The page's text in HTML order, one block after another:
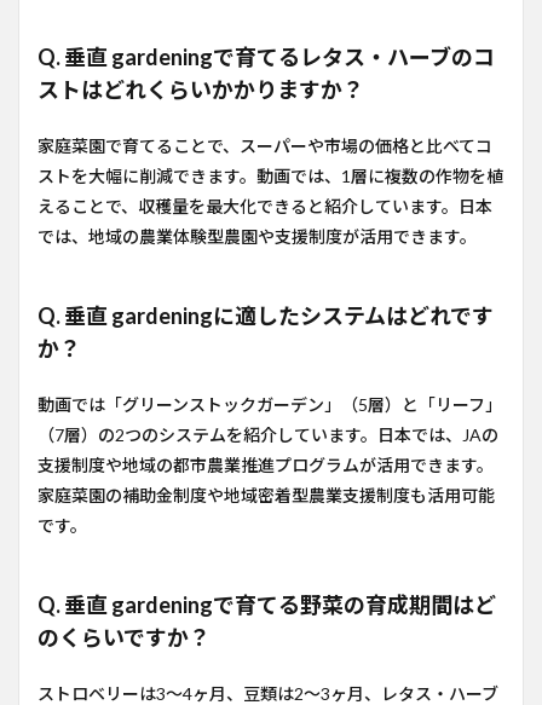
Q. 垂直 gardeningで育てるレタス・ハーブのコ
ストはどれくらいかかりますか？
家庭菜園で育てることで、スーパーや市場の価格と比べてコ
ストを大幅に削減できます。動画では、1層に複数の作物を植
えることで、収穫量を最大化できると紹介しています。日本
では、地域の農業体験型農園や支援制度が活用できます。
Q. 垂直 gardeningに適したシステムはどれです
か？
動画では「グリーンストックガーデン」（5層）と「リーフ」
（7層）の2つのシステムを紹介しています。日本では、JAの
支援制度や地域の都市農業推進プログラムが活用できます。
家庭菜園の補助金制度や地域密着型農業支援制度も活用可能
です。
Q. 垂直 gardeningで育てる野菜の育成期間はど
のくらいですか？
ストロベリーは3〜4ヶ月、豆類は2〜3ヶ月、レタス・ハーブ